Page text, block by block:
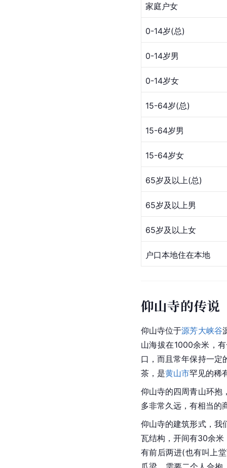
家庭户女
0-14岁(总)
0-14岁男
0-14岁女
15-64岁(总)
15-64岁男
15-64岁女
65岁及以上(总)
65岁及以上男
65岁及以上女
户口本地住在本地
仰山寺的传说
仰山寺位于源芳大峡谷
山海拔在1000余米，
口，而且常年保持一定
茶，是黄山市罕见的稀
仰山寺的四周青山环抱
多非常久远，有相当的
仰山寺的建筑形式，我
瓦结构，开间有30余米
有前后两进(也有叫上